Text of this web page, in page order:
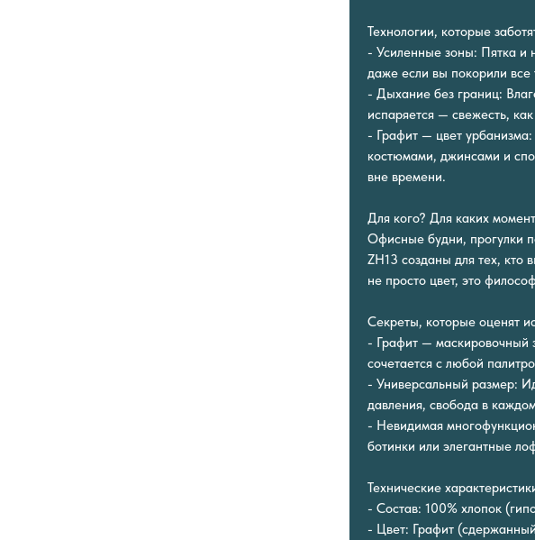
Технологии, которые
- Усиленные зоны: Пятка и
даже если вы покорили все
- Дыхание без границ:
испаряется — свежесть,
- Графит — цвет урбанизма:
костюмами, джинсами и
вне времени.
Для кого? Для каких
Офисные будни, прогулки
ZH13 созданы для тех, кто
не просто цвет, это
Секреты, которые оценят
- Графит — маскировочный
сочетается с любой
- Универсальный размер:
давления, свобода в
- Невидимая
ботинки или элегантные
Технические
- Состав: 100% хлопок
- Цвет: Графит